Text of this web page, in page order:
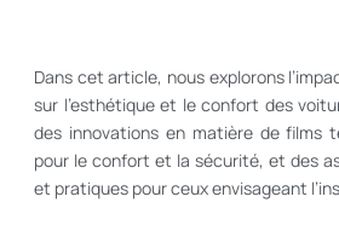
Dans cet article, nous explorons
sur l’esthétique et le confort des
des innovations en matière de films
pour le confort et la sécurité, et des
et pratiques pour ceux envisageant